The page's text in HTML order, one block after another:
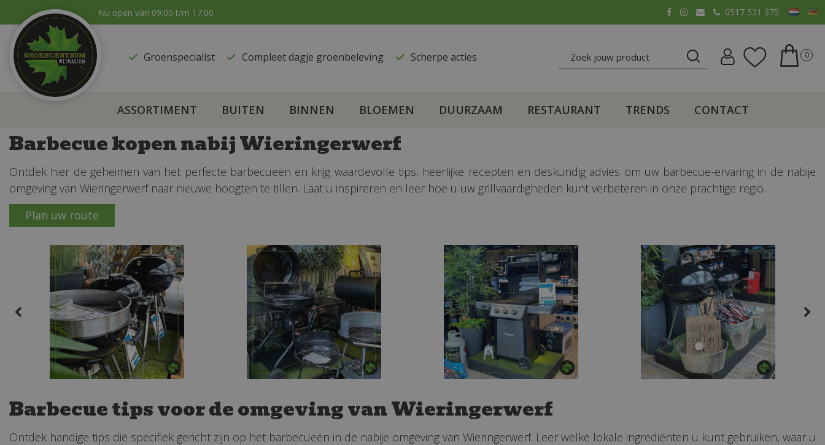
naar
content
Nu open van 09:00 t/m 17:00 0517 531 375
Groenspecialist ​Compleet dagje groenbeleving ​Scherpe acties
ASSORTIMENT BUITEN BINNEN BLOEMEN DUURZAAM RESTAURANT TRENDS CONTACT
Barbecue kopen nabij Wieringerwerf
Ontdek hier de geheimen van het perfecte barbecueën en krijg waardevolle tips, heerlijke recepten en deskundig advies om uw barbecue-ervaring in de nabije
omgeving van Wieringerwerf naar nieuwe hoogten te tillen. Laat u inspireren en leer hoe u uw grillvaardigheden kunt verbeteren in onze prachtige regio.
Plan uw route
Barbecue tips voor de omgeving van Wieringerwerf
Ontdek handige tips die specifiek gericht zijn op het barbecueën in de nabije omgeving van Wieringerwerf. Leer welke lokale ingrediënten u kunt gebruiken, waar u